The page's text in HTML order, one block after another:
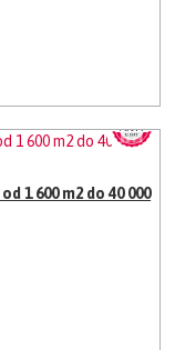
1 600 m2 do 40 000